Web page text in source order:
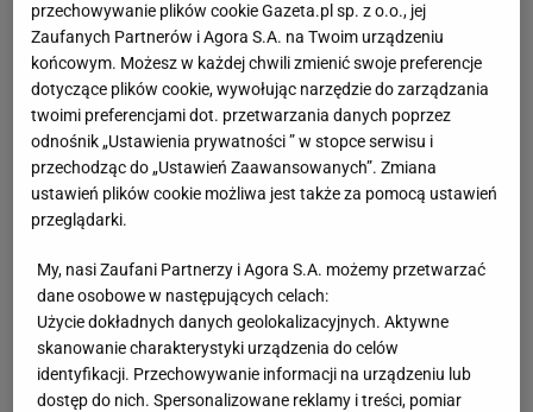
przechowywanie plików cookie Gazeta.pl sp. z o.o., jej
Zaufanych Partnerów i Agora S.A. na Twoim urządzeniu
końcowym. Możesz w każdej chwili zmienić swoje preferencje
dotyczące plików cookie, wywołując narzędzie do zarządzania
twoimi preferencjami dot. przetwarzania danych poprzez
odnośnik „Ustawienia prywatności ” w stopce serwisu i
przechodząc do „Ustawień Zaawansowanych”. Zmiana
ustawień plików cookie możliwa jest także za pomocą ustawień
przeglądarki.
My, nasi Zaufani Partnerzy i Agora S.A. możemy przetwarzać
dane osobowe w następujących celach:
Użycie dokładnych danych geolokalizacyjnych. Aktywne
skanowanie charakterystyki urządzenia do celów
identyfikacji. Przechowywanie informacji na urządzeniu lub
dostęp do nich. Spersonalizowane reklamy i treści, pomiar